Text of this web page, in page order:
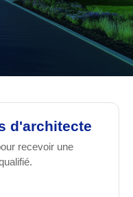
d'architecte
recevoir une